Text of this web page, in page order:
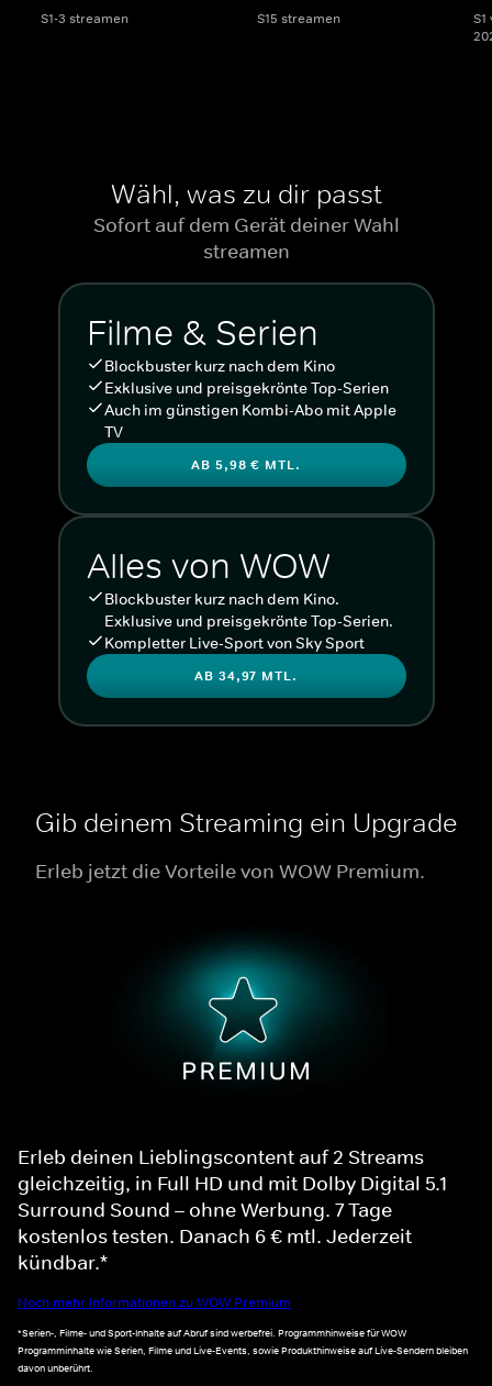
S1-3 streamen S15 streamen
Wähl, was zu dir passt
Sofort auf dem Gerät deiner Wahl
streamen
Filme & Serien
Blockbuster kurz nach dem Kino
Exklusive und preisgekrönte Top-Serien
Auch im günstigen Kombi-Abo mit Apple
TV
AB 5,98 € MTL.
Alles von WOW
Blockbuster kurz nach dem Kino.
Exklusive und preisgekrönte Top-Serien.
Kompletter Live-Sport von Sky Sport
AB 34,97 MTL.
Gib deinem Streaming ein Upgrade
Erleb jetzt die Vorteile von WOW Premium.
Erleb deinen Lieblingscontent auf 2 Streams
gleichzeitig, in Full HD und mit Dolby Digital 5.1
Surround Sound – ohne Werbung. 7 Tage
kostenlos testen. Danach 6 € mtl. Jederzeit
kündbar.*
Noch mehr Informationen zu WOW Premium
*Serien-, Filme- und Sport-Inhalte auf Abruf sind werbefrei. Programmhinweise für WOW
Programminhalte wie Serien, Filme und Live-Events, sowie Produkthinweise auf Live-Sendern bleiben
davon unberührt.